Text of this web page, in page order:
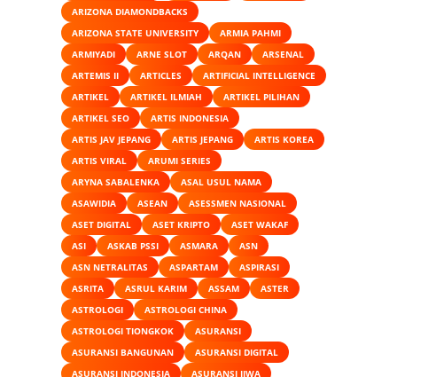
ARIZONA DIAMONDBACKS
ARIZONA STATE UNIVERSITY
ARMIA PAHMI
ARMIYADI
ARNE SLOT ARQAN
ARSENAL
ARTEMIS II
ARTICLES
ARTIFICIAL INTELLIGENCE
ARTIKEL
ARTIKEL ILMIAH
ARTIKEL PILIHAN
ARTIKEL SEO
ARTIS INDONESIA
ARTIS JAV JEPANG
ARTIS JEPANG
ARTIS KOREA
ARTIS VIRAL
ARUMI SERIES
ARYNA SABALENKA
ASAL USUL NAMA
ASAWIDIA
ASEAN
ASESSMEN NASIONAL
ASET DIGITAL
ASET KRIPTO
ASET WAKAF
ASI
ASKAB PSSI ASMARA
ASN
ASN NETRALITAS
ASPARTAM
ASPIRASI
ASRITA
ASRUL KARIM ASSAM
ASTER
ASTROLOGI
ASTROLOGI CHINA
ASTROLOGI TIONGKOK
ASURANSI
ASURANSI BANGUNAN
ASURANSI DIGITAL
ASURANSI INDONESIA
ASURANSI JIWA